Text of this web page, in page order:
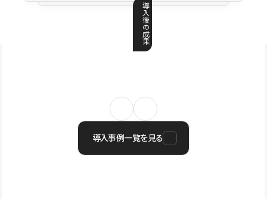
導
入
後
の
成
果
導入事例一覧を見る